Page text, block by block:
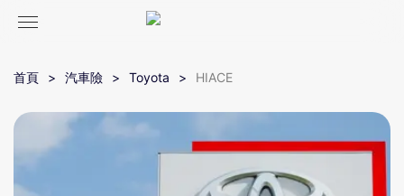
首頁 汽車險 Toyota HIACE